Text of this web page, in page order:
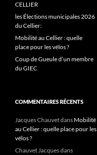
CELLIER
les Élections municipales 2026
du Cellier:
Mobilité au Cellier : quelle
place pour les vélos ?
Coup de Gueule d’un membre
du GIEC
COMMENTAIRES RÉCENTS
Jacques Chauvetdans Mobilité
au Cellier : quelle place pour les
vélos ?
Chauvet Jacquesdans